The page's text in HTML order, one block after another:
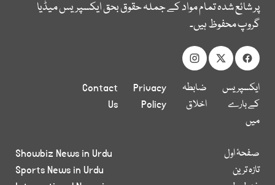
پر شائع شدہ تمام مواد کے جملہ حقوق بحق ایکسپریس میڈیا
گروپ محفوظ ہیں۔
ایکسپریس
کے بارے
میں
ضابطہ
اخلاق
Privacy
Policy
Contact
Us
صفحۂ اول
تازہ ترین
Showbiz News in Urdu
Sports News in Urdu